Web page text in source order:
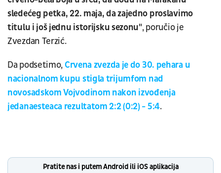
sledećeg petka, 22. maja, da zajedno proslavimo
titulu i još jednu istorijsku sezonu", poručio je
Zvezdan Terzić.
Da podsetimo,Crvena zvezda je do 30. pehara u
nacionalnom kupu stigla trijumfom nad
novosadskom Vojvodinom nakon izvođenja
jedanaesteaca rezultatom 2:2 (0:2) - 5:4.
Pratite nas i putem Android ili iOS aplikacija